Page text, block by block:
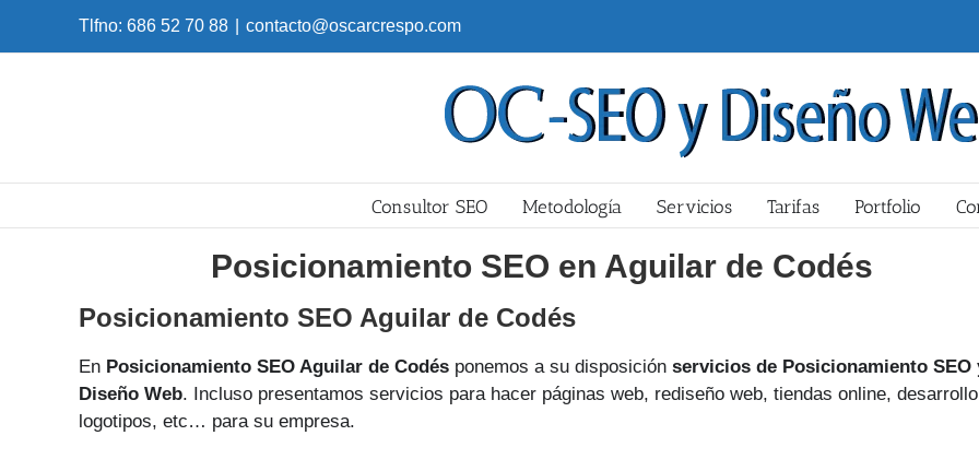
Tlfno: 686 52 70 88 contacto@oscarcrespo.com
Consultor SEO Metodología Servicios Tarifas Portfolio
Posicionamiento SEO en Aguilar de Codés
Posicionamiento SEO Aguilar de Codés
En Posicionamiento SEO Aguilar de Codés ponemos a su disposición servicios de Posicionamiento SEO
Diseño Web. Incluso presentamos servicios para hacer páginas web, rediseño web, tiendas online,
logotipos, etc… para su empresa.